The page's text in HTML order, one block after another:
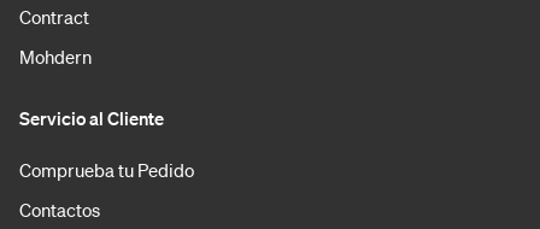
Contract
Mohdern
Servicio al Cliente
Comprueba tu Pedido
Contactos